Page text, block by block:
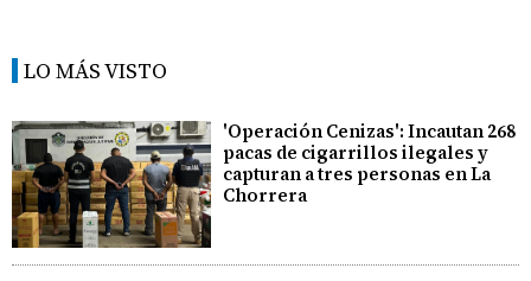
LO MÁS VISTO
'Operación Cenizas': Incautan 268
pacas de cigarrillos ilegales y
capturan a tres personas en La
Chorrera